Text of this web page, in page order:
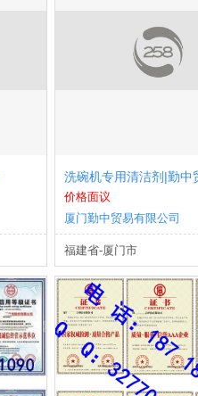
洗碗机专用清洁剂|勤中
价格面议
厦门勤中贸易有限公司
福建省-厦门市